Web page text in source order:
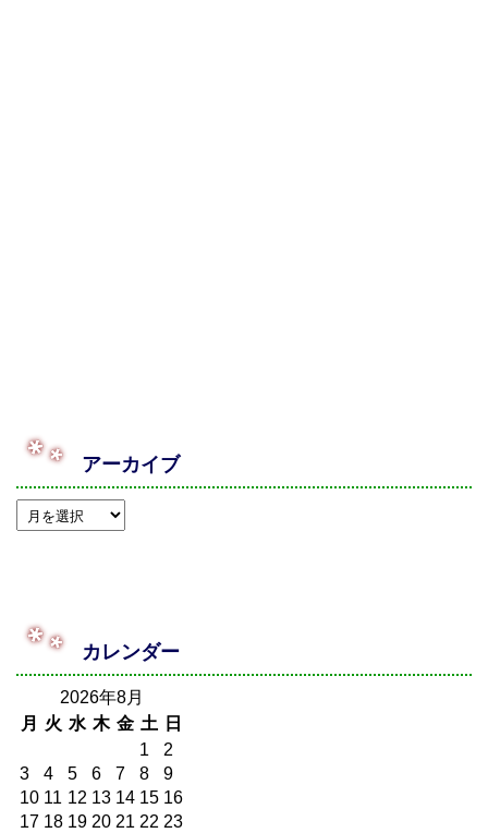
アーカイブ
カレンダー
2026年8月
月
火 水 木 金 土
日
1
2
3
4 5 6 7 8
9
10 11 12 13 14 15 16
17 18 19 20 21 22 23